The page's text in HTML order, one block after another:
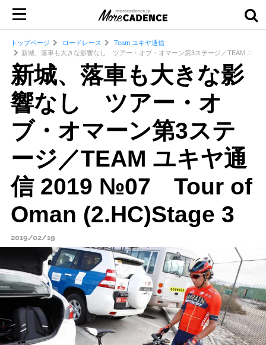
トップページ ロードレース
Team ユキヤ通信
新城、落車も大きな影響なし ツアー・オブ・オマーン第3ステージ／TEAM ユ
新城、落車も大きな影
響なし ツアー・オ
ブ・オマーン第3ステ
ージ／TEAM ユキヤ通
信 2019 №07 Tour of
Oman (2.HC)Stage 3
2019/02/19